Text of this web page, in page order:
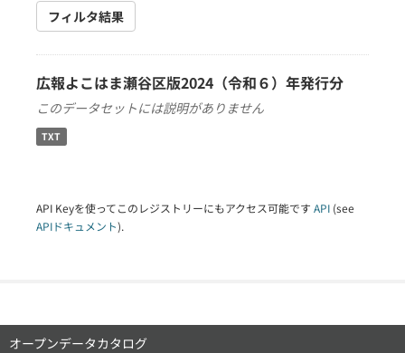
フィルタ結果
広報よこはま瀬谷区版2024（令和６）年発行分
このデータセットには説明がありません
TXT
API Keyを使ってこのレジストリーにもアクセス可能です API (see
APIドキュメント).
オープンデータカタログ